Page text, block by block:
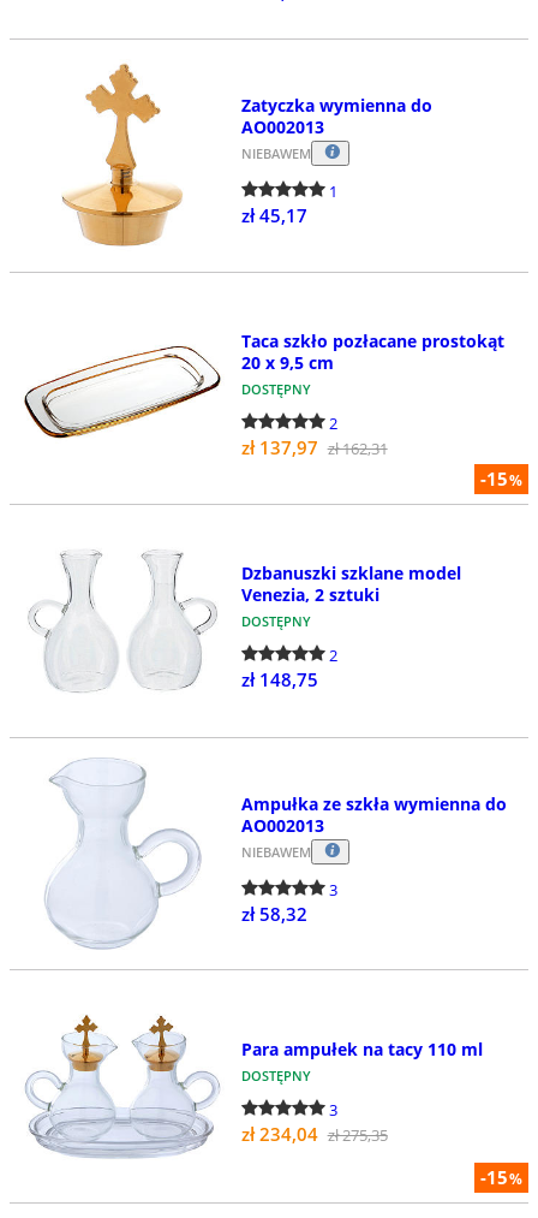
Zatyczka wymienna do
AO002013
NIEBAWEM
1
zł 45,17
-15%
Taca szkło pozłacane prostokąt
20 x 9,5 cm
DOSTĘPNY
2
zł 137,97 zł 162,31
Dzbanuszki szklane model
Venezia, 2 sztuki
DOSTĘPNY
2
zł 148,75
Ampułka ze szkła wymienna do
AO002013
NIEBAWEM
3
zł 58,32
-15%
Para ampułek na tacy 110 ml
DOSTĘPNY
3
zł 234,04 zł 275,35